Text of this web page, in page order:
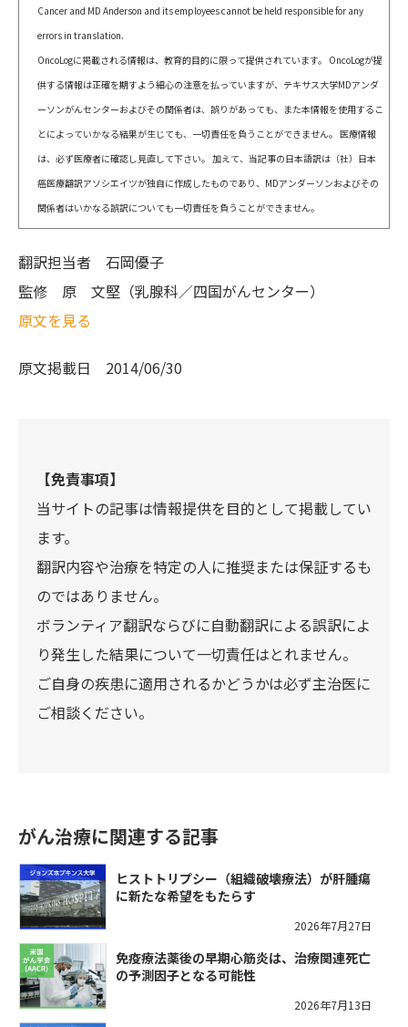
Cancer and MD Anderson and its employees cannot be held responsible for any
errors in translation.
OncoLogに掲載される情報は、教育的目的に限って提供されています。 OncoLogが提
供する情報は正確を期すよう細心の注意を払っていますが、テキサス大学MDアンダ
ーソンがんセンターおよびその関係者は、誤りがあっても、また本情報を使用するこ
とによっていかなる結果が生じても、一切責任を負うことができません。 医療情報
は、必ず医療者に確認し見直して下さい。 加えて、当記事の日本語訳は（社）日本
癌医療翻訳アソシエイツが独自に作成したものであり、MDアンダーソンおよびその
関係者はいかなる誤訳についても一切責任を負うことができません。
翻訳担当者 石岡優子
監修 原 文堅（乳腺科／四国がんセンター）
原文を見る
原文掲載日 2014/06/30
【免責事項】
当サイトの記事は情報提供を目的として掲載してい
ます。
翻訳内容や治療を特定の人に推奨または保証するも
のではありません。
ボランティア翻訳ならびに自動翻訳による誤訳によ
り発生した結果について一切責任はとれません。
ご自身の疾患に適用されるかどうかは必ず主治医に
ご相談ください。
がん治療に関連する記事
ヒストトリプシー（組織破壊療法）が肝腫瘍
に新たな希望をもたらす
2026年7月27日
免疫療法薬後の早期心筋炎は、治療関連死亡
の予測因子となる可能性
2026年7月13日